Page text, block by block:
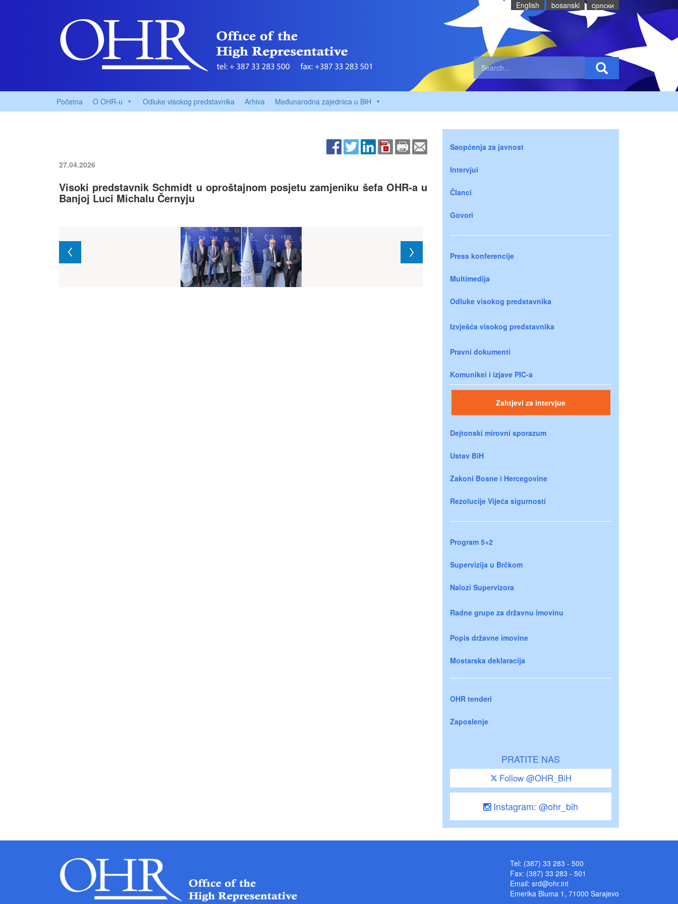
English bosanski cрпски
Početna O OHR-u Odluke visokog predstavnika Arhiva Međunarodna zajednica u BiH
27.04.2026
Visoki predstavnik Schmidt u oproštajnom posjetu zamjeniku šefa OHR-a u
Banjoj Luci Michalu Černyju
Saopćenja za javnost
Intervjui
Članci
Govori
Press konferencije
Multimedija
Odluke visokog predstavnika
Izvješća visokog predstavnika
Pravni dokumenti
Komunikei i izjave PIC-a
Zahtjevi za intervjue
Dejtonski mirovni sporazum
Ustav BiH
Zakoni Bosne i Hercegovine
Rezolucije Vijeća sigurnosti
Program 5+2
Supervizija u Brčkom
Nalozi Supervizora
Radne grupe za državnu imovinu
Popis državne imovine
Mostarska deklaracija
OHR tenderi
Zaposlenje
PRATITE NAS
Follow @OHR_BiH
Instagram: @ohr_bih
Tel: (387) 33 283 - 500
Fax: (387) 33 283 - 501
Email: srd@ohr.int
Emerika Bluma 1, 71000 Sarajevo